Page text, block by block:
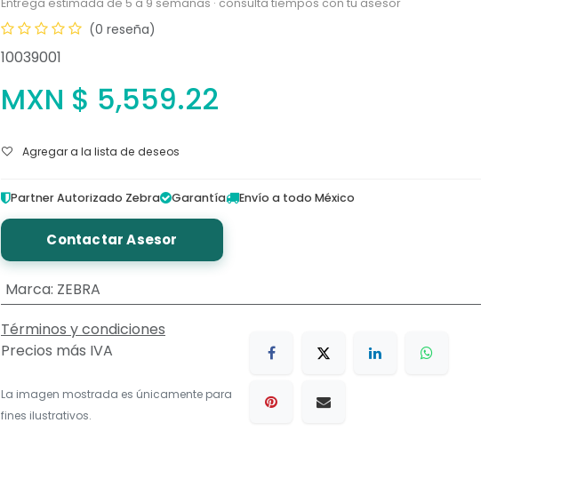
(0 reseña)
10039001
MXN $ 5,559.22
Agregar a la lista de deseos
Partner Autorizado Zebra Garantía Envío a todo México
Contactar Asesor
Marca: ZEBRA
Términos y condiciones
Precios más IVA
La imagen mostrada es únicamente para
fines ilustrativos.